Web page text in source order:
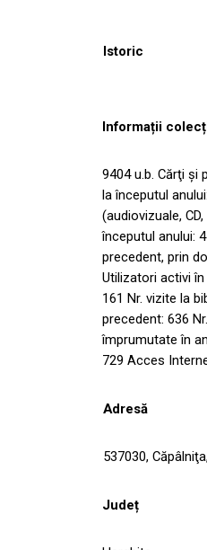
Istoric
Informații
9404 u.b. Cărţi şi
la începutul
(audiovizuale, CD,
începutul anului:
precedent, prin
Utilizatori activi
161 Nr. vizite la
precedent: 636
împrumutate în
729 Acces
Adresă
537030,
Județ